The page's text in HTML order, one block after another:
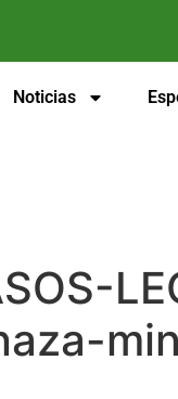
Noticias